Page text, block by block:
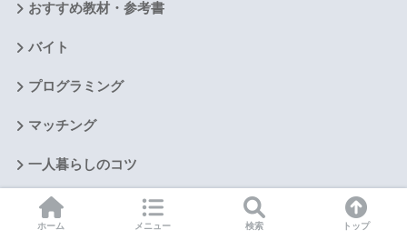
おすすめ教材・参考書
バイト
プログラミング
マッチング
一人暮らしのコツ
医学生・医師向けプレゼント
ホーム メニュー 検索 トップ